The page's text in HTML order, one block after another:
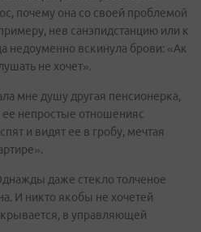
почему она со своей проблемой
нев санэпидстанцию или к
недоуменно вскинула брови: «Ак
не хочет».
мне душу другая пенсионерка,
непростые отношенияс
и видят ее в гробу, мечтая
даже стекло толченое
И никто якобы не хочетей
в управляющей